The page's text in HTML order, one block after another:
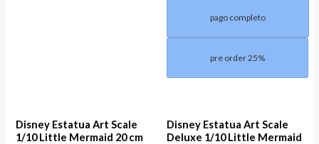
pago completo
pre order 25%
Disney Estatua Art Scale
1/10 Little Mermaid 20 cm
Disney Estatua Art Scale
Deluxe 1/10 Little Mermaid